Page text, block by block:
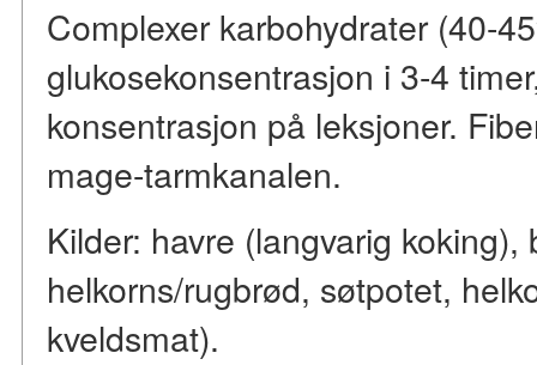
Complexer karbohydrater (40-
glukosekonsentrasjon i 3-4
konsentrasjon på leksjoner.
mage-tarmkanalen.
Kilder: havre (langvarig koking),
helkorns/rugbrød, søtpotet,
kveldsmat).